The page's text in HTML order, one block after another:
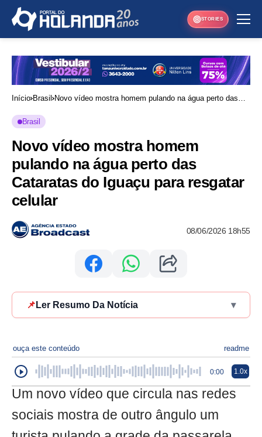
STORIES
Início Brasil
Novo vídeo mostra homem pulando na água perto das
Brasil
Novo vídeo mostra homem
pulando na água perto das
Cataratas do Iguaçu para resgatar
celular
08/06/2026 18h55
📌 Ler Resumo Da Notícia ▾
ouça este conteúdo readme
0:00 1.0x
Um novo vídeo que circula nas redes
sociais mostra de outro ângulo um